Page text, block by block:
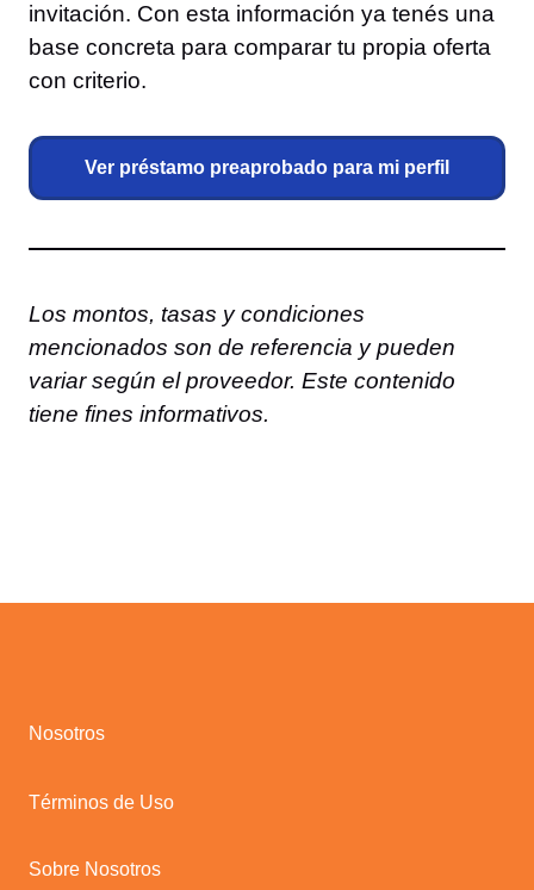
invitación. Con esta información ya tenés una
base concreta para comparar tu propia oferta
con criterio.
Ver préstamo preaprobado para mi perfil
Los montos, tasas y condiciones
mencionados son de referencia y pueden
variar según el proveedor. Este contenido
tiene fines informativos.
Nosotros
Términos de Uso
Sobre Nosotros